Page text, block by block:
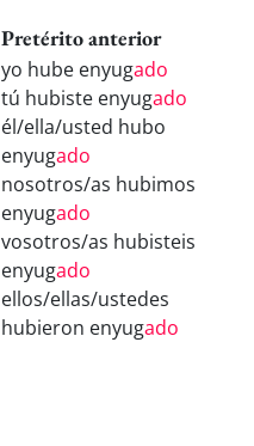
Pretérito anterior
yo hube enyugado
tú hubiste enyugado
él/ella/usted hubo
enyugado
nosotros/as hubimos
enyugado
vosotros/as hubisteis
enyugado
ellos/ellas/ustedes
hubieron enyugado